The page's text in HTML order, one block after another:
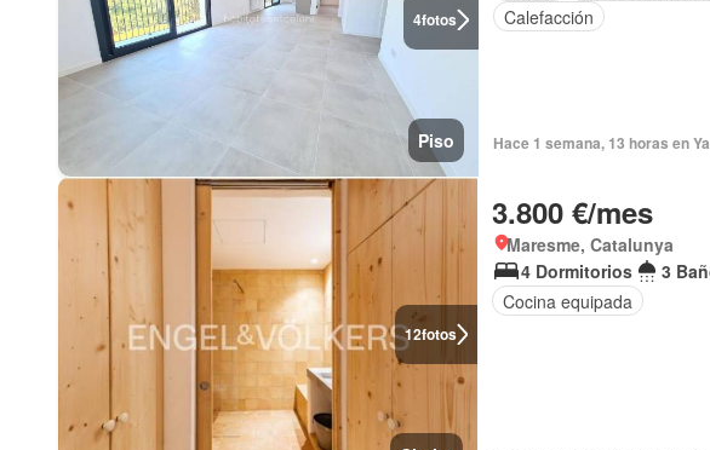
4fotos
Piso
Calefacción
Hace 1 semana, 13 horas en
12fotos
3.800 €/mes
Maresme, Catalunya
4 Dormitorios
3
Cocina equipada